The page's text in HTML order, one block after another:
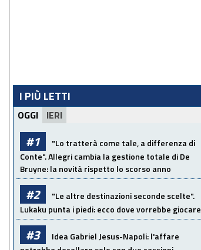
I PIÙ LETTI
OGGI IERI
#1
"Lo tratterà come tale, a differenza di
Conte". Allegri cambia la gestione totale di De
Bruyne: la novità rispetto lo scorso anno
#2
"Le altre destinazioni seconde scelte".
Lukaku punta i piedi: ecco dove vorrebbe giocare
#3
Idea Gabriel Jesus-Napoli: l'affare